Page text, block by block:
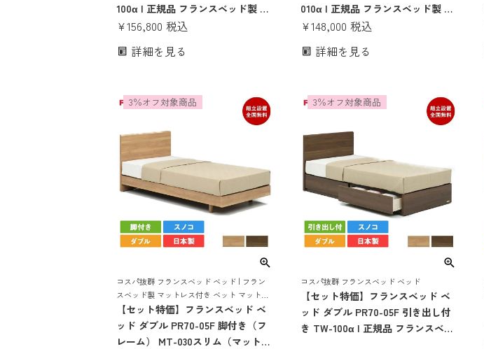
100α | 正規品 フランスベッド製 ベ
ッド マットレス付き マットレス
ベッドセット ダブルベッド ダブル
¥156,800 税込
詳細を見る
010α | 正規品 フランスベッド製 ベ
ッド マットレス付き マットレス
ベッドセット ダブルベッド ダブル
¥148,000 税込
詳細を見る
コスパ抜群 フランスベッド ベッド | フラン
スベッド製 マットレス付き ベット マットレ
ス 付き マットレスセット 70周年 脚付き ス
ノコ すのこ すのこベッド
【セット特価】フランスベッド ベ
ッド ダブル PR70-05F 脚付き（フ
レーム） MT-030スリム（マットレ
3％オフ対象商品
コスパ抜群 フランスベッド ベッド
【セット特価】フランスベッド ベ
ッド ダブル PR70-05F 引き出し付
き TW-100α | 正規品 フランスベッ
3％オフ対象商品